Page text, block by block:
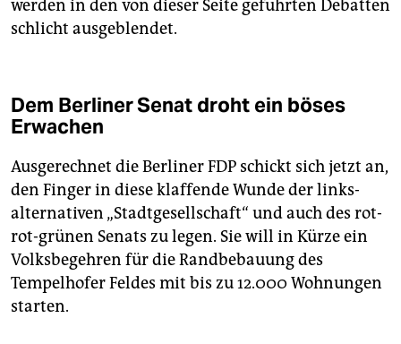
werden in den von dieser Seite geführten Debatten
schlicht ausgeblendet.
Dem Berliner Senat droht ein böses
Erwachen
Ausgerechnet die Berliner FDP schickt sich jetzt an,
den Finger in diese klaffende Wunde der links-
alternativen „Stadtgesellschaft“ und auch des rot-
rot-grünen Senats zu legen. Sie will in Kürze ein
Volksbegehren für die Randbebauung des
Tempelhofer Feldes mit bis zu 12.000 Wohnungen
starten.